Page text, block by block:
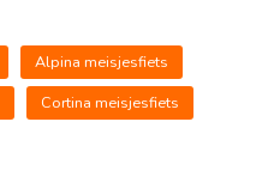
Alpina meisjesfiets
Cortina meisjesfiets